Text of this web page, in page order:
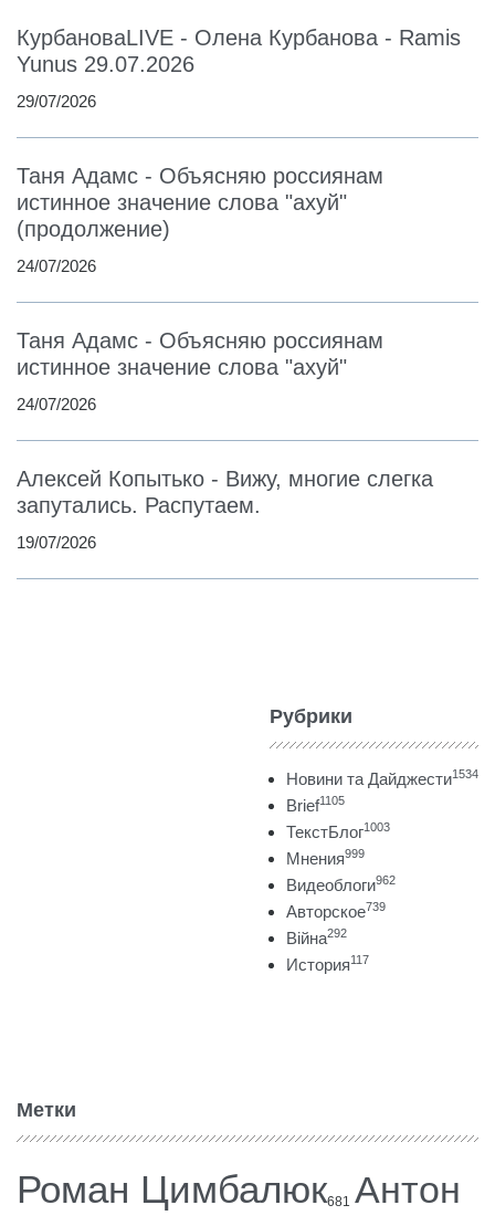
КурбановаLIVE - Олена Курбанова - Ramis
Yunus 29.07.2026
29/07/2026
Таня Адамс - Объясняю россиянам
истинное значение слова "ахуй"
(продолжение)
24/07/2026
Таня Адамс - Объясняю россиянам
истинное значение слова "ахуй"
24/07/2026
Алексей Копытько - Вижу, многие слегка
запутались. Распутаем.
19/07/2026
Рубрики
Новини та Дайджести1534
Brief1105
ТекстБлог1003
Мнения999
Видеоблоги962
Авторское739
Війна292
История117
Метки
Роман Цимбалюк681 Антон